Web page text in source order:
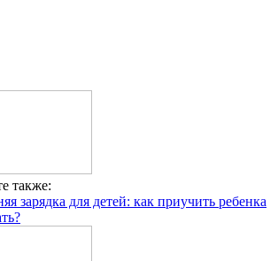
также:
зарядка для детей: как приучить ребенка